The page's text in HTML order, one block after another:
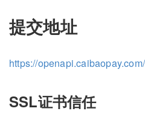
提交地址
https://
SSL证书信任